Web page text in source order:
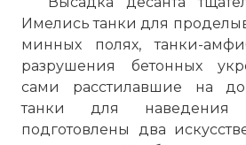
Имелись танки для
минных полях, танки-
разрушения бетонных
сами расстилавшие на
танки для наведения
подготовлены два